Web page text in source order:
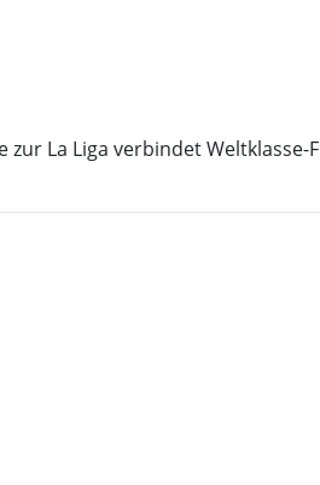
La Liga verbindet